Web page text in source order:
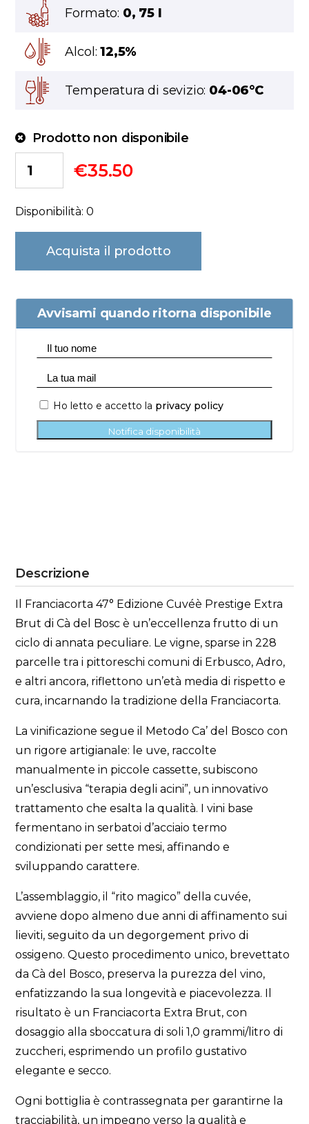
Formato: 0, 75 l
Alcol:12,5%
Temperatura di sevizio: 04-06°C
Prodotto non disponibile
€35.50
Disponibilità: 0
Acquista il prodotto
Avvisami quando ritorna disponibile
Ho letto e accetto la privacy policy
Notifica disponibilità
Descrizione
Il Franciacorta 47° Edizione Cuvéè Prestige Extra
Brut di Cà del Bosc è un’eccellenza frutto di un
ciclo di annata peculiare. Le vigne, sparse in 228
parcelle tra i pittoreschi comuni di Erbusco, Adro,
e altri ancora, riflettono un’età media di rispetto e
cura, incarnando la tradizione della Franciacorta.
La vinificazione segue il Metodo Ca’ del Bosco con
un rigore artigianale: le uve, raccolte
manualmente in piccole cassette, subiscono
un’esclusiva “terapia degli acini”, un innovativo
trattamento che esalta la qualità. I vini base
fermentano in serbatoi d’acciaio termo
condizionati per sette mesi, affinando e
sviluppando carattere.
L’assemblaggio, il “rito magico” della cuvée,
avviene dopo almeno due anni di affinamento sui
lieviti, seguito da un degorgement privo di
ossigeno. Questo procedimento unico, brevettato
da Cà del Bosco, preserva la purezza del vino,
enfatizzando la sua longevità e piacevolezza. Il
risultato è un Franciacorta Extra Brut, con
dosaggio alla sboccatura di soli 1,0 grammi/litro di
zuccheri, esprimendo un profilo gustativo
elegante e secco.
Ogni bottiglia è contrassegnata per garantirne la
tracciabilità, un impegno verso la qualità e